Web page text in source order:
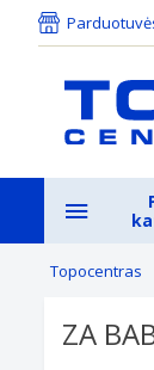
Topocentras
ZA